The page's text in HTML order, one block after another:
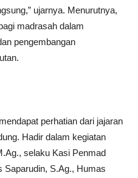
ujarnya. Menurutnya,
madrasah dalam
pengembangan
perhatian dari jajaran
Hadir dalam kegiatan
selaku Kasi Penmad
Saparudin, S.Ag., Humas